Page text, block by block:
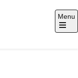
Menu
Open